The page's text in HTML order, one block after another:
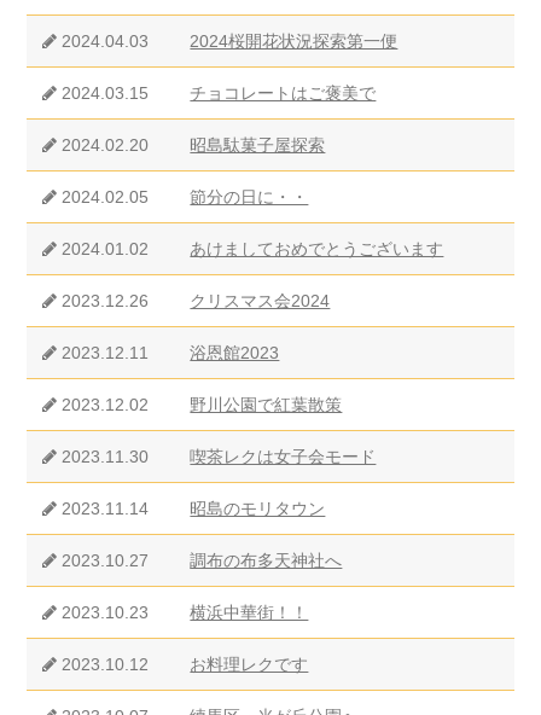
2024.04.03 2024桜開花状況探索第一便
2024.03.15 チョコレートはご褒美で
2024.02.20 昭島駄菓子屋探索
2024.02.05 節分の日に・・
2024.01.02 あけましておめでとうございます
2023.12.26 クリスマス会2024
2023.12.11 浴恩館2023
2023.12.02 野川公園で紅葉散策
2023.11.30 喫茶レクは女子会モード
2023.11.14 昭島のモリタウン
2023.10.27 調布の布多天神社へ
2023.10.23 横浜中華街！！
2023.10.12 お料理レクです